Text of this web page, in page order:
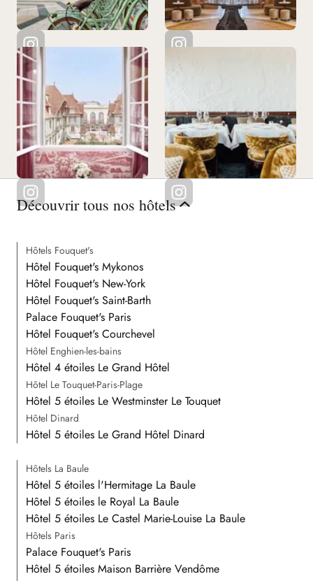
Découvrir tous nos hôtels
Hôtels Fouquet's
Hôtel Fouquet's Mykonos
Hôtel Fouquet's New-York
Hôtel Fouquet's Saint-Barth
Palace Fouquet's Paris
Hôtel Fouquet's Courchevel
Hôtel Enghien-les-bains
Hôtel 4 étoiles Le Grand Hôtel
Hôtel Le Touquet-Paris-Plage
Hôtel 5 étoiles Le Westminster Le Touquet
Hôtel Dinard
Hôtel 5 étoiles Le Grand Hôtel Dinard
Hôtels La Baule
Hôtel 5 étoiles l'Hermitage La Baule
Hôtel 5 étoiles le Royal La Baule
Hôtel 5 étoiles Le Castel Marie-Louise La Baule
Hôtels Paris
Palace Fouquet's Paris
Hôtel 5 étoiles Maison Barrière Vendôme